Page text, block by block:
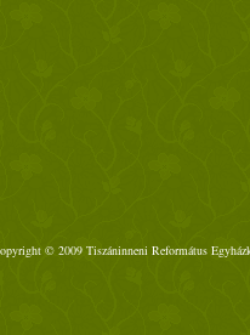
© 2009 Tiszáninneni Református